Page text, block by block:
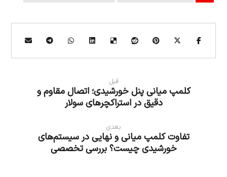
قبل
کلمپ میانی پنل خورشیدی؛ اتصال مقاوم و
دقیق در استراکچرهای سولار
بعدی
تفاوت کلمپ میانی و نهایی در سیستم‌های
خورشیدی چیست؟ بررسی تخصصی